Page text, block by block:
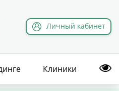
Личный кабинет
Клиники